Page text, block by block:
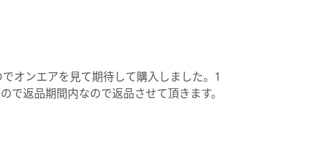
オンエアを見て期待して購入しました。1
返品期間内なので返品させて頂きます。